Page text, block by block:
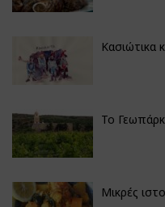
Κασιώτικα
Το
Μικρές